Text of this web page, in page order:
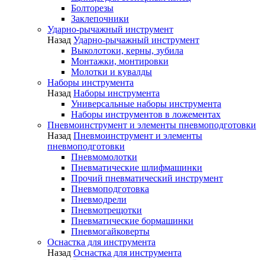
Болторезы
Заклепочники
Ударно-рычажный инструмент
Назад Ударно-рычажный инструмент
Выколотоки, керны, зубила
Монтажки, монтировки
Молотки и кувалды
Наборы инструмента
Назад Наборы инструмента
Универсальные наборы инструмента
Наборы инструментов в ложементах
Пневмоинструмент и элементы пневмоподготовки
Назад Пневмоинструмент и элементы
пневмоподготовки
Пневмомолотки
Пневматические шлифмашинки
Прочий пневматический инструмент
Пневмоподготовка
Пневмодрели
Пневмотрещотки
Пневматические бормашинки
Пневмогайковерты
Оснастка для инструмента
Назад Оснастка для инструмента